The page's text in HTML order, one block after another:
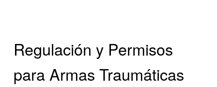
Regulación y Permisos
para Armas Traumáticas